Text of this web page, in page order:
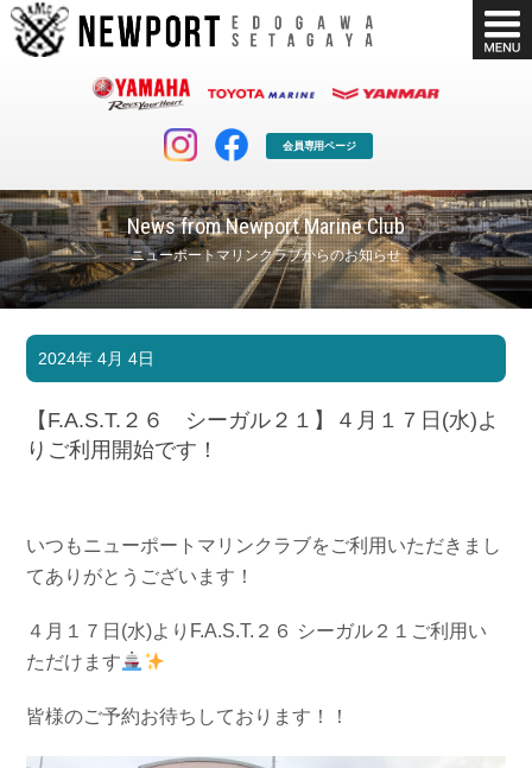
会員専用ページ
News from Newport Marine Club
ニューポートマリンクラブからのお知らせ
マリンクラブ
マリンライフを堪能したい！
ボート販売
ボート免許 シースタイル
お問い合わせ
Contact us
会社概要
採用情報
Recruit
リンク集
2024年 4月 4日
【F.A.S.T.２６ シーガル２１】４月１７日(水)よ
りご利用開始です！
いつもニューポートマリンクラブをご利用いただきまし
てありがとうございます！
４月１７日(水)よりF.A.S.T.２６ シーガル２１ご利用い
ただけます
皆様のご予約お待ちしております！！